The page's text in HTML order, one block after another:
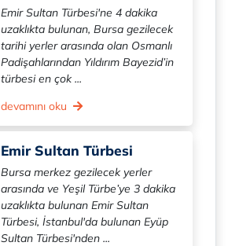
Emir Sultan Türbesi'ne 4 dakika
uzaklıkta bulunan, Bursa gezilecek
tarihi yerler arasında olan Osmanlı
Padişahlarından Yıldırım Bayezid’in
türbesi en çok ...
devamını oku
Emir Sultan Türbesi
Bursa merkez gezilecek yerler
arasında ve Yeşil Türbe’ye 3 dakika
uzaklıkta bulunan Emir Sultan
Türbesi, İstanbul'da bulunan Eyüp
Sultan Türbesi'nden ...